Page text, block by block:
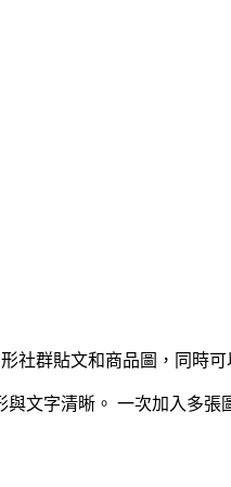
社群貼文和商品圖，同時
文字清晰。 一次加入多張